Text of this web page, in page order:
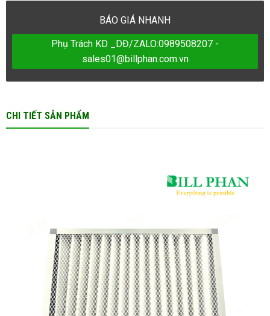
BÁO GIÁ NHANH
Phụ Trách KD _DĐ/ZALO:0989508207 -
sales01@billphan.com.vn
CHI TIẾT SẢN PHẨM